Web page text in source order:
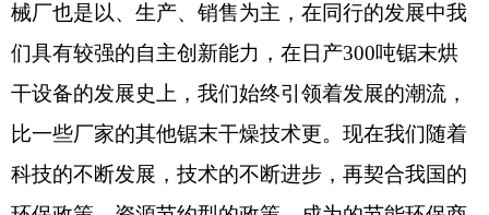
械厂也是以、生产、销售为主，在同行的发展中我
们具有较强的自主创新能力，在日产300吨锯末烘
干设备的发展史上，我们始终引领着发展的潮流，
比一些厂家的其他锯末干燥技术更。现在我们随着
科技的不断发展，技术的不断进步，再契合我国的